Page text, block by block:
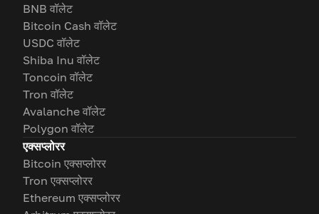
BNB वॉलेट
Bitcoin Cash वॉलेट
USDC वॉलेट
Shiba Inu वॉलेट
Toncoin वॉलेट
Tron वॉलेट
Avalanche वॉलेट
Polygon वॉलेट
एक्सप्लोरर
Bitcoin एक्सप्लोरर
Tron एक्सप्लोरर
Ethereum एक्सप्लोरर